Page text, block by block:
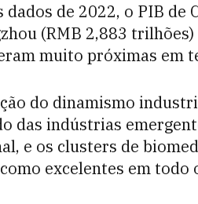
dados de 2022, o PIB
(RMB 2,883
muito próximas em
do dinamismo
das indústrias
e os clusters de
excelentes em todo